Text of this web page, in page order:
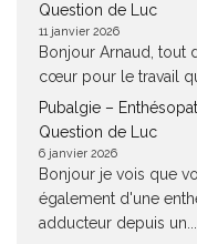
Question de Luc
11 janvier 2026
Bonjour Arnaud, tout
cœur pour le travail
Pubalgie –
Question de Luc
6 janvier 2026
Bonjour je vois que
également d'une
adducteur depuis un...